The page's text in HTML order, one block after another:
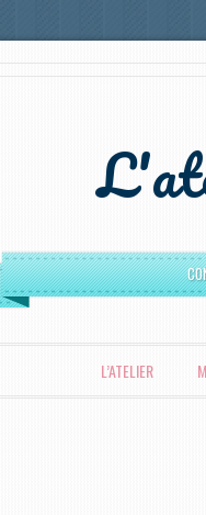
ALLER AU CONTENU PRINCIPAL
L’ATELIER